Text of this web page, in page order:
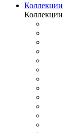
Коллекции
Коллекции